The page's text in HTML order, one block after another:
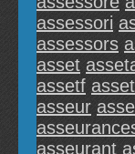
assessori
assessors
asset
assetf
asseur
asseurant